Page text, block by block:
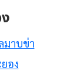
มาบข่า
อง